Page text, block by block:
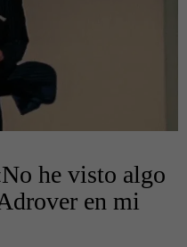
he visto algo
en mi